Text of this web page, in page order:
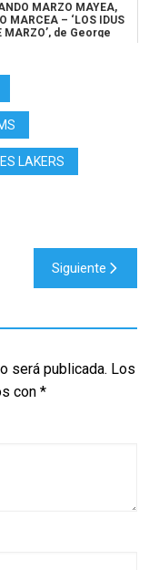
MARZO MAYEA,
MARCEA – ‘LOS IDUS
MARZO’, de George
LAKERS
Siguiente
será publicada. Los
con *